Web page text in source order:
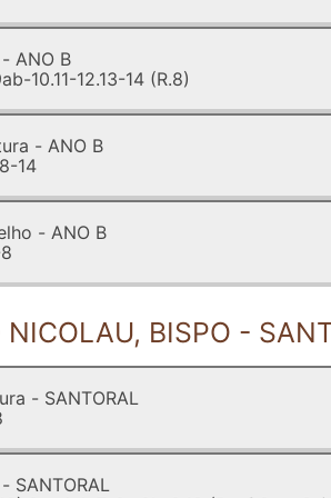
ANO B
10.11-12.13-14 (R.8)
- ANO B
14
- ANO B
NICOLAU, BISPO -
- SANTORAL
SANTORAL